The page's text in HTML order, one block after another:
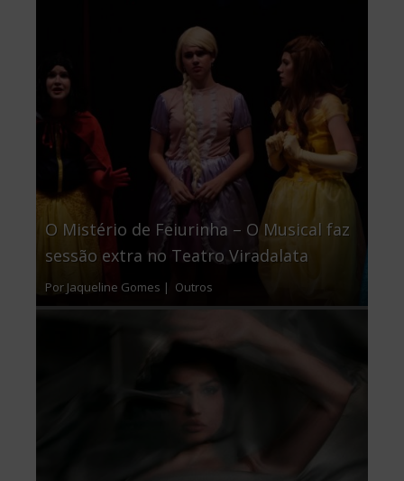
O Mistério de Feiurinha – O Musical faz
sessão extra no Teatro Viradalata
Por Jaqueline Gomes | Outros